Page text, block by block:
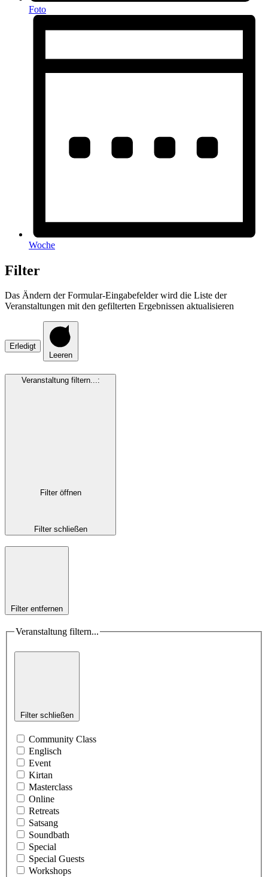
Foto
Woche
Filter
Das Ändern der Formular-Eingabefelder wird die Liste der
Veranstaltungen mit den gefilterten Ergebnissen aktualisieren
Erledigt
Leeren
Veranstaltung filtern...:
Filter öffnen
Filter schließen
Filter entfernen
Veranstaltung filtern...
Filter schließen
Community Class
Englisch
Event
Kirtan
Masterclass
Online
Retreats
Satsang
Soundbath
Special
Special Guests
Workshops